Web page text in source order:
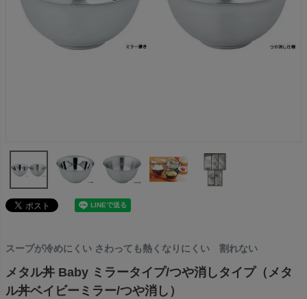
スープが冷めにくい さわっても熱くなりにくい 割れない
メタル丼 Baby ミラータイプ/つや消しタイプ（メタ
ル丼ベイビーミラー/つや消し）